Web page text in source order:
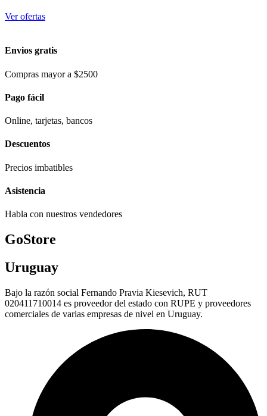
Ver ofertas
Envios gratis
Compras mayor a $2500
Pago fácil
Online, tarjetas, bancos
Descuentos
Precios imbatibles
Asistencia
Habla con nuestros vendedores
GoStore
Uruguay
Bajo la razón social Fernando Pravia Kiesevich, RUT
020411710014 es proveedor del estado con RUPE y proveedores
comerciales de varias empresas de nivel en Uruguay.